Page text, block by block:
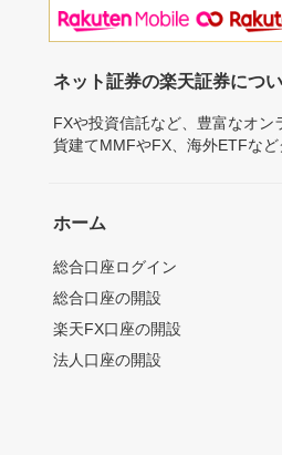
ネット証券の楽天証券につ
FXや投資信託など、豊富なオ
貨建てMMFやFX、海外ETFな
ホーム
総合口座ログイン
総合口座の開設
楽天FX口座の開設
法人口座の開設